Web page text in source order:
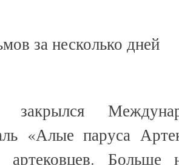
за несколько дней
«Алые паруса
артековцев. Больше